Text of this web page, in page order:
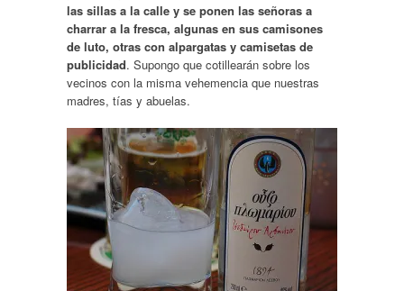
las sillas a la calle y se ponen las señoras a
charrar a la fresca, algunas en sus camisones
de luto, otras con alpargatas y camisetas de
publicidad. Supongo que cotillearán sobre los
vecinos con la misma vehemencia que nuestras
madres, tías y abuelas.